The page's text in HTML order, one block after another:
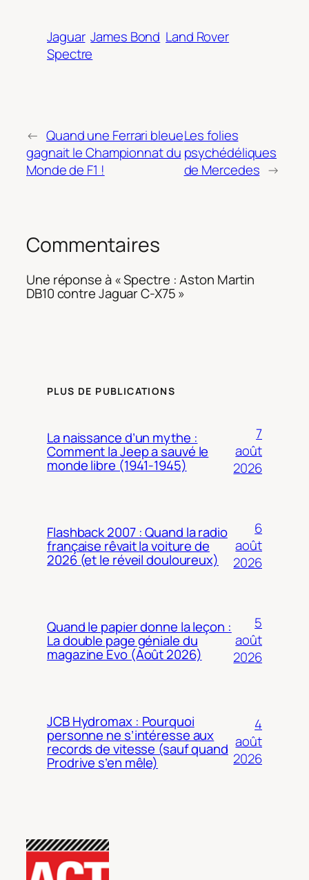
Jaguar James Bond Land Rover
Spectre
← Quand une Ferrari bleue
gagnait le Championnat du
Monde de F1 !
Les folies
psychédéliques
de Mercedes →
Commentaires
Une réponse à « Spectre : Aston Martin
DB10 contre Jaguar C-X75 »
PLUS DE PUBLICATIONS
La naissance d’un mythe :
Comment la Jeep a sauvé le
monde libre (1941-1945)
7
août
2026
Flashback 2007 : Quand la radio
française rêvait la voiture de
2026 (et le réveil douloureux)
6
août
2026
Quand le papier donne la leçon :
La double page géniale du
magazine Evo (Août 2026)
5
août
2026
JCB Hydromax : Pourquoi
personne ne s’intéresse aux
records de vitesse (sauf quand
Prodrive s’en mêle)
4
août
2026